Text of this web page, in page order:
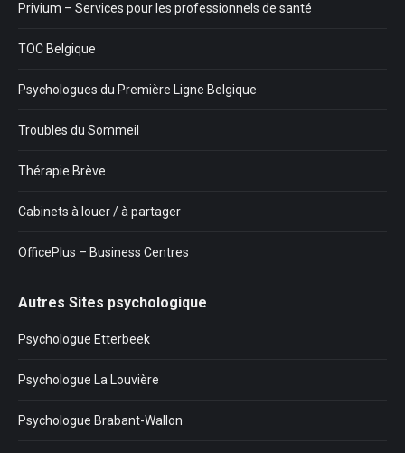
Privium – Services pour les professionnels de santé
TOC Belgique
Psychologues du Première Ligne Belgique
Troubles du Sommeil
Thérapie Brève
Cabinets à louer / à partager
OfficePlus – Business Centres
Autres Sites psychologique
Psychologue Etterbeek
Psychologue La Louvière
Psychologue Brabant-Wallon